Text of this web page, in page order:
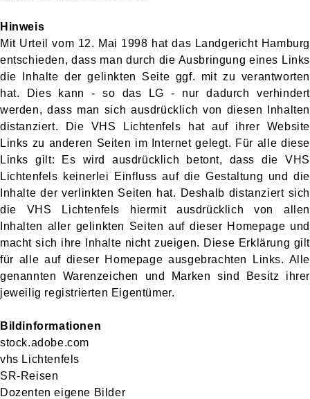
Hinweis
Mit Urteil vom 12. Mai 1998 hat das Landgericht Hamburg
entschieden, dass man durch die Ausbringung eines Links
die Inhalte der gelinkten Seite ggf. mit zu verantworten
hat. Dies kann - so das LG - nur dadurch verhindert
werden, dass man sich ausdrücklich von diesen Inhalten
distanziert. Die VHS Lichtenfels hat auf ihrer Website
Links zu anderen Seiten im Internet gelegt. Für alle diese
Links gilt: Es wird ausdrücklich betont, dass die VHS
Lichtenfels keinerlei Einfluss auf die Gestaltung und die
Inhalte der verlinkten Seiten hat. Deshalb distanziert sich
die VHS Lichtenfels hiermit ausdrücklich von allen
Inhalten aller gelinkten Seiten auf dieser Homepage und
macht sich ihre Inhalte nicht zueigen. Diese Erklärung gilt
für alle auf dieser Homepage ausgebrachten Links. Alle
genannten Warenzeichen und Marken sind Besitz ihrer
jeweilig registrierten Eigentümer.
Bildinformationen
stock.adobe.com
vhs Lichtenfels
SR-Reisen
Dozenten eigene Bilder